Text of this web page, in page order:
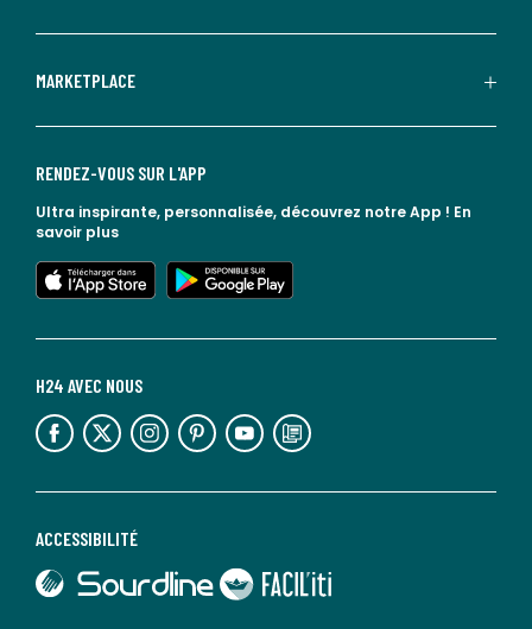
MARKETPLACE
ACCESSIBILITÉ
lien vers Sourdline
lien vers Faciliti
H24 AVEC NOUS
lien vers l'espace réseaux sociaux lien vers l'espace réseaux sociaux lien vers l'espace réseaux sociaux lien vers l'espace réseaux sociaux lien vers l'espace réseaux sociaux lien vers le blog la redoute
RENDEZ-VOUS SUR L'APP
Ultra inspirante, personnalisée, découvrez notre App ! En
savoir plus
lien vers l'app store
lien vers google play